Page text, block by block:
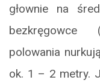
głownie na
bezkręgowce
polowania
ok. 1 – 2 metry.